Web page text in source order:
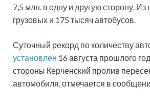
7,5 млн. в одну и другую сторону. Из
грузовых и 175 тысяч автобусов.
Суточный рекорд по количеству
установлен 16 августа прошлого
стороны Керченский пролив
автомобиля, отмечается в